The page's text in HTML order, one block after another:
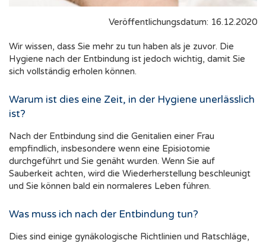
Veröffentlichungsdatum: 16.12.2020
Wir wissen, dass Sie mehr zu tun haben als je zuvor. Die
Hygiene nach der Entbindung ist jedoch wichtig, damit Sie
sich vollständig erholen können.
Warum ist dies eine Zeit, in der Hygiene unerlässlich
ist?
Nach der Entbindung sind die Genitalien einer Frau
empfindlich, insbesondere wenn eine Episiotomie
durchgeführt und Sie genäht wurden. Wenn Sie auf
Sauberkeit achten, wird die Wiederherstellung beschleunigt
und Sie können bald ein normaleres Leben führen.
Was muss ich nach der Entbindung tun?
Dies sind einige gynäkologische Richtlinien und Ratschläge,